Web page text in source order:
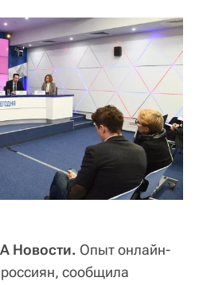
Новости. Опыт онлайн-
сообщила